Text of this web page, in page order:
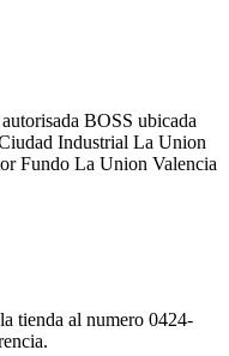
BOSS ubicada
Industrial La Union
Fundo La Union Valencia
tienda al numero 0424-